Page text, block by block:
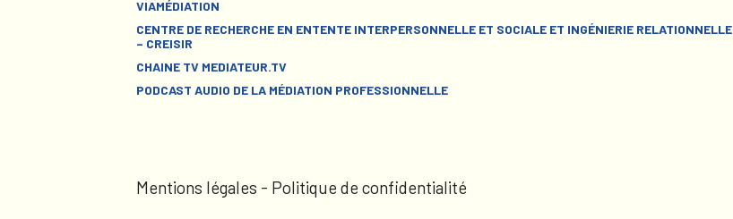
VIAMÉDIATION
CENTRE DE RECHERCHE EN ENTENTE INTERPERSONNELLE ET SOCIALE ET INGÉNIERIE RELATIONNELLE
– CREISIR
CHAINE TV MEDIATEUR.TV
PODCAST AUDIO DE LA MÉDIATION PROFESSIONNELLE
Mentions légales - Politique de confidentialité